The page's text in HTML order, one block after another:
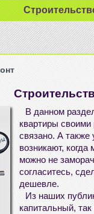
В данном
квартиры своими
связано. А также
возникают,
можно не
согласитесь,
дешевле.
Из наших
капитальный, так